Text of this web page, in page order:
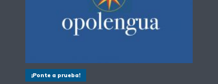
¡Ponte a prueba!